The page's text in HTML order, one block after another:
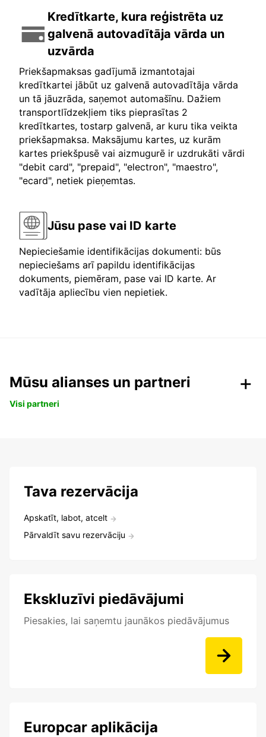
Kredītkarte, kura reģistrēta uz
galvenā autovadītāja vārda un
uzvārda
Priekšapmaksas gadījumā izmantotajai
kredītkartei jābūt uz galvenā autovadītāja vārda
un tā jāuzrāda, saņemot automašīnu. Dažiem
transportlīdzekļiem tiks pieprasītas 2
kredītkartes, tostarp galvenā, ar kuru tika veikta
priekšapmaksa. Maksājumu kartes, uz kurām
kartes priekšpusē vai aizmugurē ir uzdrukāti vārdi
"debit card", "prepaid", "electron", "maestro",
"ecard", netiek pieņemtas.
Jūsu pase vai ID karte
Nepieciešamie identifikācijas dokumenti: būs
nepieciešams arī papildu identifikācijas
dokuments, piemēram, pase vai ID karte. Ar
vadītāja apliecību vien nepietiek.
Mūsu alianses un partneri
Visi partneri
Tava rezervācija
Apskatīt, labot, atcelt
Pārvaldīt savu rezervāciju
Ekskluzīvi piedāvājumi
Piesakies, lai saņemtu jaunākos piedāvājumus
Europcar aplikācija